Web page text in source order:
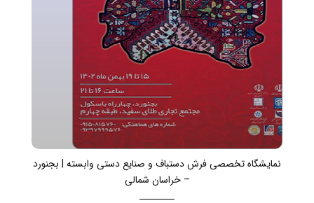
نمایشگاه تخصصی فرش دستباف و صنایع دستی وابسته | بجنورد
– خراسان شمالی